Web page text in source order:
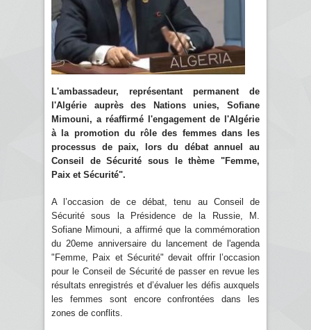
L'ambassadeur, représentant permanent de
l'Algérie auprès des Nations unies, Sofiane
Mimouni, a réaffirmé l'engagement de l'Algérie
à la promotion du rôle des femmes dans les
processus de paix, lors du débat annuel au
Conseil de Sécurité sous le thème "Femme,
Paix et Sécurité".
A l’occasion de ce débat, tenu au Conseil de
Sécurité sous la Présidence de la Russie, M.
Sofiane Mimouni, a affirmé que la commémoration
du 20eme anniversaire du lancement de l'agenda
"Femme, Paix et Sécurité" devait offrir l’occasion
pour le Conseil de Sécurité de passer en revue les
résultats enregistrés et d’évaluer les défis auxquels
les femmes sont encore confrontées dans les
zones de conflits.